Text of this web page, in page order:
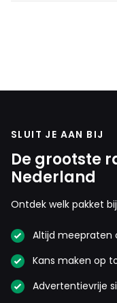
SLUIT JE AAN BIJ
De grootste
Nederland
Ontdek welk pakket
Altijd meepraten
Kans maken op
Advertentievrije